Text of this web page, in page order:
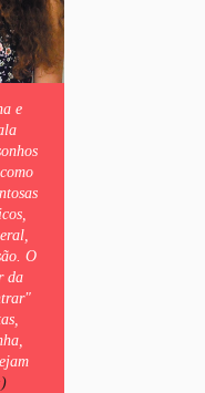
e
O
da